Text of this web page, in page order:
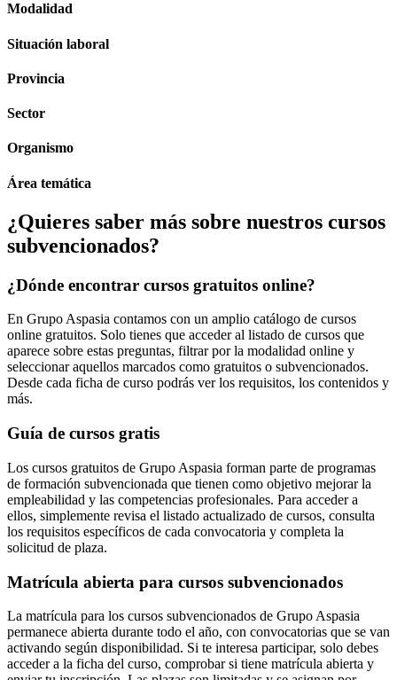
Modalidad
Situación laboral
Provincia
Sector
Organismo
Área temática
¿Quieres saber más sobre nuestros cursos
subvencionados?
¿Dónde encontrar cursos gratuitos online?
En Grupo Aspasia contamos con un amplio catálogo de cursos
online gratuitos. Solo tienes que acceder al listado de cursos que
aparece sobre estas preguntas, filtrar por la modalidad online y
seleccionar aquellos marcados como gratuitos o subvencionados.
Desde cada ficha de curso podrás ver los requisitos, los contenidos y
más.
Guía de cursos gratis
Los cursos gratuitos de Grupo Aspasia forman parte de programas
de formación subvencionada que tienen como objetivo mejorar la
empleabilidad y las competencias profesionales. Para acceder a
ellos, simplemente revisa el listado actualizado de cursos, consulta
los requisitos específicos de cada convocatoria y completa la
solicitud de plaza.
Matrícula abierta para cursos subvencionados
La matrícula para los cursos subvencionados de Grupo Aspasia
permanece abierta durante todo el año, con convocatorias que se van
activando según disponibilidad. Si te interesa participar, solo debes
acceder a la ficha del curso, comprobar si tiene matrícula abierta y